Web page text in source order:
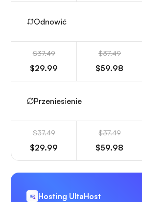
Odnowić
$37.49
$29.99
$37.49
$59.98
Przeniesienie
$37.49
$29.99
$37.49
$59.98
Hosting UltaHost